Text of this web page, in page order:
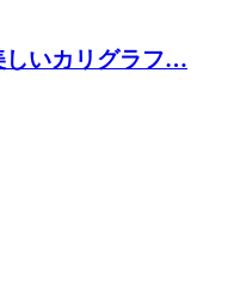
いカリグラフ…